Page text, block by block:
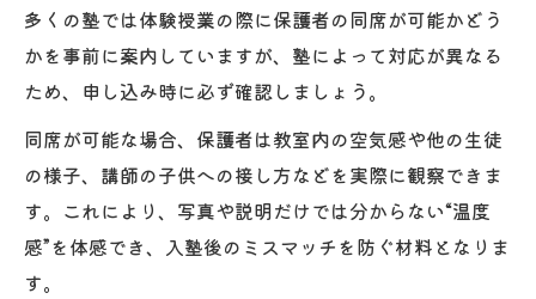
多くの塾では体験授業の際に保護者の同席が可能かどう
かを事前に案内していますが、塾によって対応が異なる
ため、申し込み時に必ず確認しましょう。
同席が可能な場合、保護者は教室内の空気感や他の生徒
の様子、講師の子供への接し方などを実際に観察できま
す。これにより、写真や説明だけでは分からない“温度
感”を体感でき、入塾後のミスマッチを防ぐ材料となりま
す。